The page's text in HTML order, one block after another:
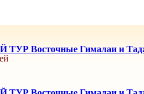
Восточные Гималаи и